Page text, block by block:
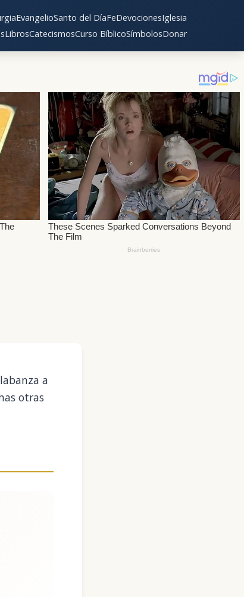
EvangelioSanto del DíaFeDevocionesIglesia
LibrosCatecismosCurso BíblicoSímbolosDonar
a
otras